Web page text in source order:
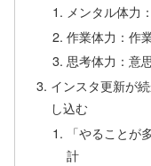
メンタル体力
作業体力：作
思考体力：意
インスタ更新が
し込む
「やることが
計